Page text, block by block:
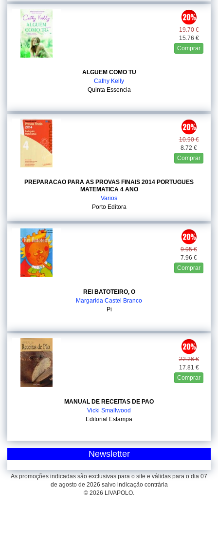
19.70 €
15.76 €
Comprar
ALGUEM COMO TU
Cathy Kelly
Quinta Essencia
10.90 €
8.72 €
Comprar
PREPARACAO PARA AS PROVAS FINAIS 2014 PORTUGUES
MATEMATICA 4 ANO
Varios
Porto Editora
9.95 €
7.96 €
Comprar
REI BATOTEIRO, O
Margarida Castel Branco
Pi
22.26 €
17.81 €
Comprar
MANUAL DE RECEITAS DE PAO
Vicki Smallwood
Editorial Estampa
Newsletter
As promoções indicadas são exclusivas para o site e válidas para o dia 07
de agosto de 2026 salvo indicação contrária
© 2026 LIVAPOLO.